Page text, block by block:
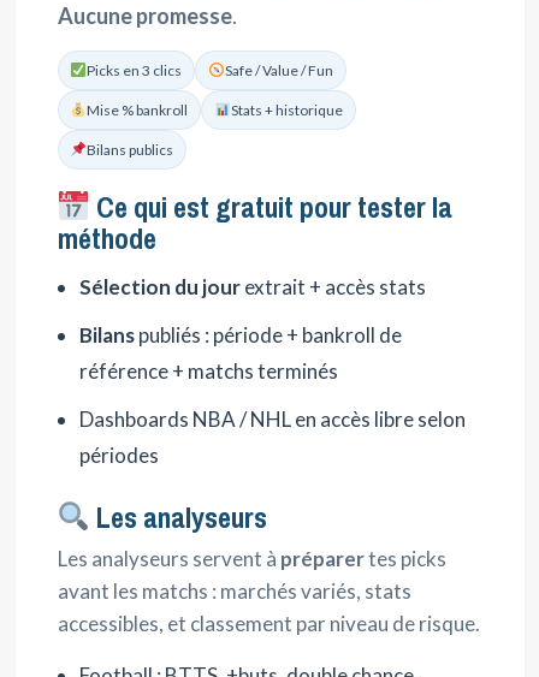
Aucune promesse.
Picks en 3 clics Safe / Value / Fun
Mise % bankroll Stats + historique
Bilans publics
Ce qui est gratuit pour tester la
méthode
Sélection du jourextrait + accès stats
Bilanspubliés : période + bankroll de
référence + matchs terminés
Dashboards NBA / NHL en accès libre selon
périodes
Les analyseurs
Les analyseurs servent à préparertes picks
avant les matchs : marchés variés, stats
accessibles, et classement par niveau de risque.